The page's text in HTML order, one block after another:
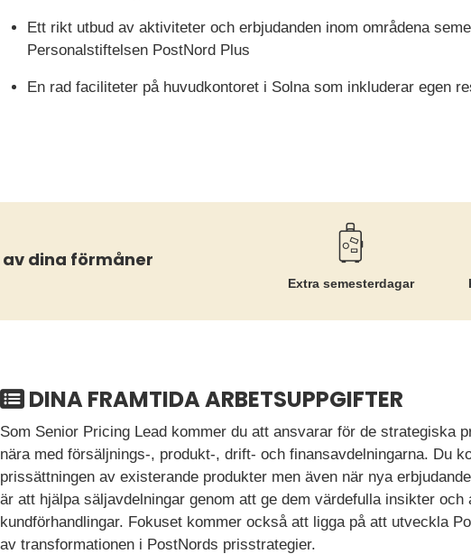
Ett rikt utbud av aktiviteter och erbjudanden inom områdena
Personalstiftelsen PostNord Plus
En rad faciliteter på huvudkontoret i Solna som inkluderar egen
dina förmåner
Extra semesterdagar
DINA FRAMTIDA ARBETSUPPGIFTER
Som Senior Pricing Lead kommer du att ansvarar för de strategiska
nära med försäljnings-, produkt-, drift- och finansavdelningarna. Du
prissättningen av existerande produkter men även när nya
är att hjälpa säljavdelningar genom att ge dem värdefulla insikter
kundförhandlingar. Fokuset kommer också att ligga på att utveckla
av transformationen i PostNords prisstrategier.